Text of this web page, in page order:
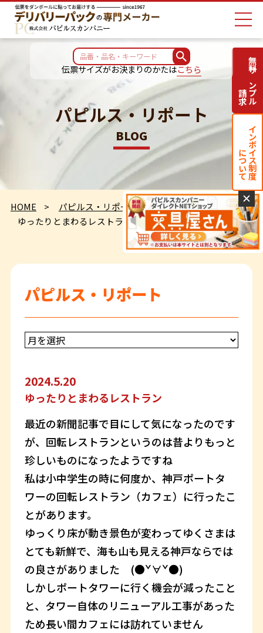
伝票サイズがお決まりのかたはこちら
パピルス・リポート
BLOG
HOME
パピルス・リポート
ゆったりとまわるレストラン
パピルス・リポート
2024.5.20
ゆったりとまわるレストラン
最近の新聞記事で目にして気になったのです
が、回転レストランというのは昔よりもっと
珍しいものになったようですね
私は小中学生の時に何度か、神戸ポートタ
ワーの回転レストラン（カフェ）に行ったこ
とがあります。
ゆっくり床が動き景色が変わってゆくさまは
とても新鮮で、海も山も見える神戸ならでは
の良さがありました (●ˇ∀ˇ●)
しかしポートタワーに行く機会が減ったこと
と、タワー自体のリニューアル工事があった
ため長い間カフェには訪れていません
無料サンプル
請求
インボイス制度
について
✕